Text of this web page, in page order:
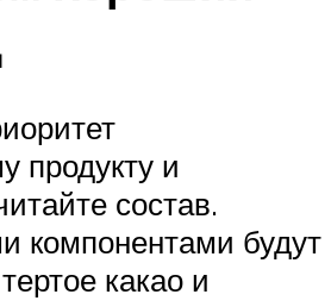
продукту и
состав.
компонентами будут
какао и